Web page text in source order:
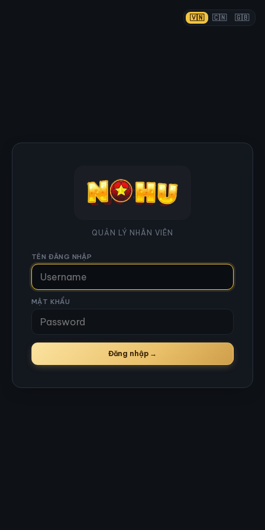
🇻🇳 🇨🇳 🇬🇧
QUẢN LÝ NHÂN VIÊN
TÊN ĐĂNG NHẬP
MẬT KHẨU
Đăng nhập →